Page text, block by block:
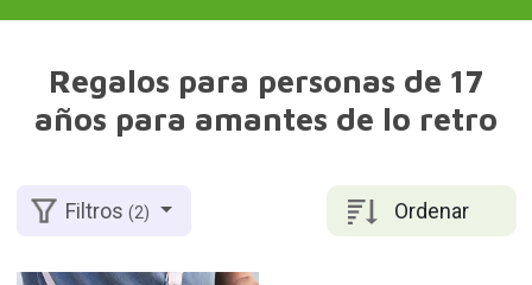
Regalos para personas de 17
años para amantes de lo retro
Ordenar
Filtros(2)